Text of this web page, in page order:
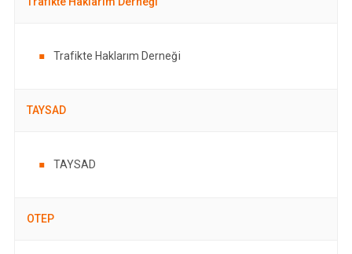
Trafikte Haklarım Derneği
TAYSAD
TAYSAD
OTEP